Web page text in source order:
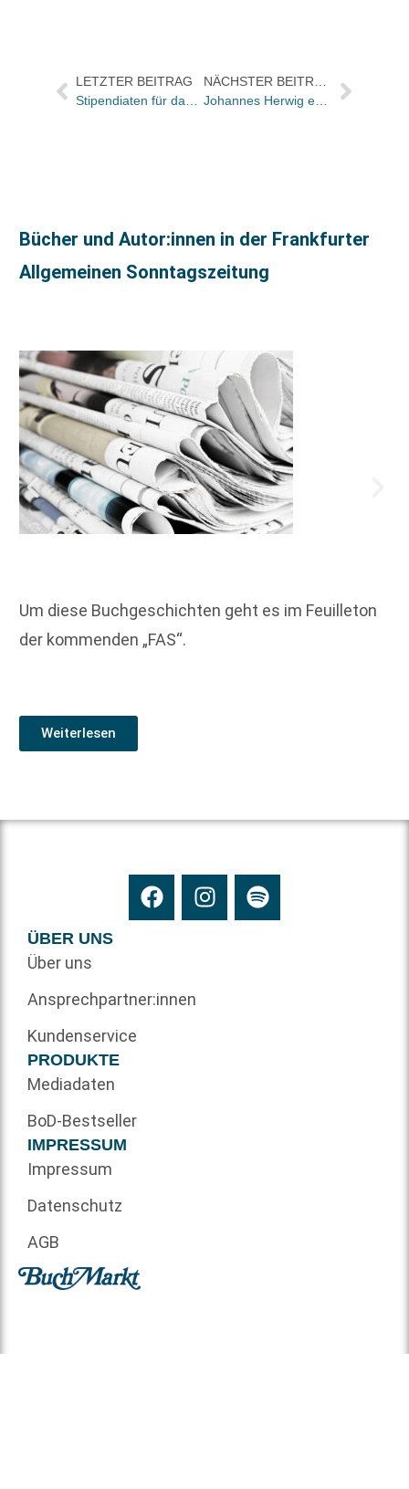
LETZTER BEITRAG
Bücher und Autor:innen in der Frankfurter
Allgemeinen Sonntagszeitung
Um diese Buchgeschichten geht es im Feuilleton
der kommenden „FAS“.
Weiterlesen
ÜBER UNS
Über uns
Ansprechpartner:innen
Kundenservice
PRODUKTE
Mediadaten
BoD-Bestseller
IMPRESSUM
Impressum
Datenschutz
AGB